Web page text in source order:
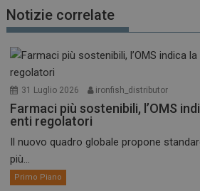
Notizie correlate
31 Luglio 2026 ironfish_distributor
Farmaci più sostenibili, l’OMS
enti regolatori
Il nuovo quadro globale propone
più...
Primo Piano